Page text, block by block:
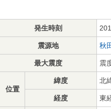
発生時刻
震源地 秋
最大震度 震
位置
緯度 北
経度 東